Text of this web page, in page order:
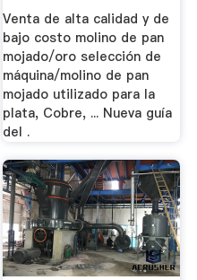
Venta de alta calidad y de
bajo costo molino de pan
mojado/oro selección de
máquina/molino de pan
mojado utilizado para la
plata, Cobre, ... Nueva guía
del .